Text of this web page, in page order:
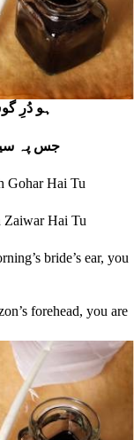
ہو دُرِ
جس پہ
Gohar Hai Tu
Zaiwar Hai Tu
bride’s ear, you
forehead, you are